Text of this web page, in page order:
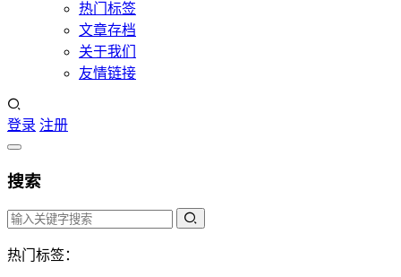
热门标签
文章存档
关于我们
友情链接
登录 注册
搜索
热门标签：